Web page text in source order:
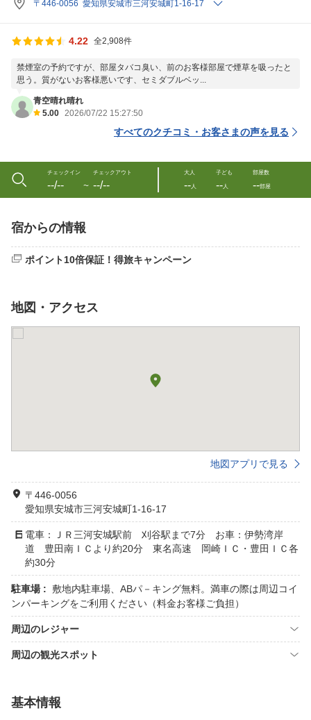
〒446-0056 愛知県安城市三河安城町1-16-17
4.22 全2,908件
禁煙室の予約ですが、部屋タバコ臭い、前のお客様部屋で煙草を吸ったと
思う。質がないお客様悪いです、セミダブルベッ...
青空晴れ晴れ
5.00 2026/07/22 15:27:50
すべてのクチコミ・お客さまの声を見る
チェックイン
--/-- 〜
チェックアウト
--/--
大人
--人
子ども
--人
部屋数
--部屋
宿からの情報
ポイント10倍保証！得旅キャンペーン
地図・アクセス
地図アプリで見る
〒446-0056
愛知県安城市三河安城町1-16-17
電車：ＪＲ三河安城駅前 刈谷駅まで7分 お車：伊勢湾岸
道 豊田南ＩＣより約20分 東名高速 岡崎ＩＣ・豊田ＩＣ各
約30分
駐車場 :
敷地内駐車場、ABパ－キング無料。満車の際は周辺コイ
ンパーキングをご利用ください（料金お客様ご負担）
周辺のレジャー
周辺の観光スポット
基本情報